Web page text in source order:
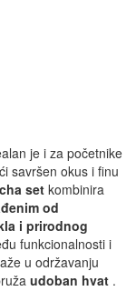
je i za početnike
savršen okus i finu
set kombinira
od
i prirodnog
funkcionalnosti i
u održavanju
udoban hvat .